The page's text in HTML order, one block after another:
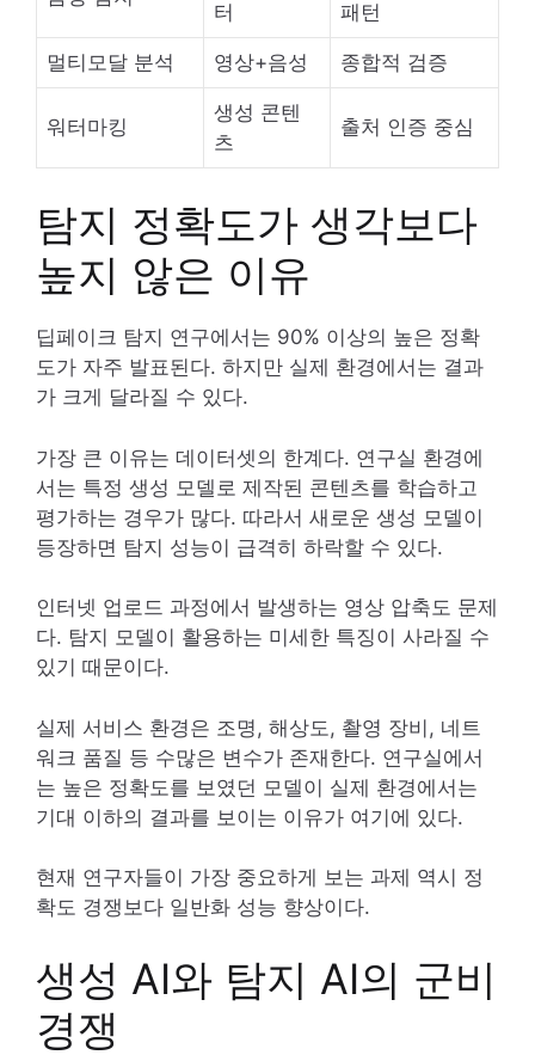
터
패턴
멀티모달 분석 영상+음성 종합적 검증
워터마킹
생성 콘텐
츠
출처 인증 중심
탐지 정확도가 생각보다
높지 않은 이유
딥페이크 탐지 연구에서는 90% 이상의 높은 정확
도가 자주 발표된다. 하지만 실제 환경에서는 결과
가 크게 달라질 수 있다.
가장 큰 이유는 데이터셋의 한계다. 연구실 환경에
서는 특정 생성 모델로 제작된 콘텐츠를 학습하고
평가하는 경우가 많다. 따라서 새로운 생성 모델이
등장하면 탐지 성능이 급격히 하락할 수 있다.
인터넷 업로드 과정에서 발생하는 영상 압축도 문제
다. 탐지 모델이 활용하는 미세한 특징이 사라질 수
있기 때문이다.
실제 서비스 환경은 조명, 해상도, 촬영 장비, 네트
워크 품질 등 수많은 변수가 존재한다. 연구실에서
는 높은 정확도를 보였던 모델이 실제 환경에서는
기대 이하의 결과를 보이는 이유가 여기에 있다.
현재 연구자들이 가장 중요하게 보는 과제 역시 정
확도 경쟁보다 일반화 성능 향상이다.
생성 AI와 탐지 AI의 군비
경쟁